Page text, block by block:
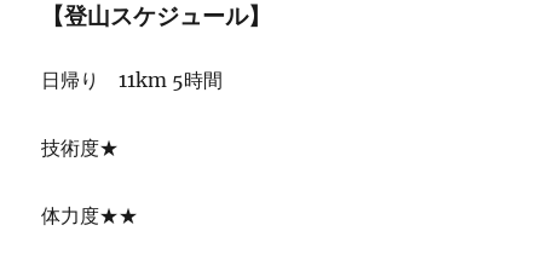
【登山スケジュール】
日帰り 11km 5時間
技術度★
体力度★★